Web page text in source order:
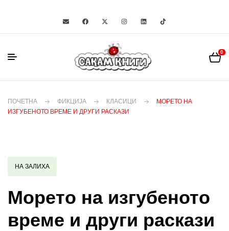
0
ПОЧЕТНА ФИКЦИЈА КЛАСИЦИ
МОРЕТО НА
ИЗГУБЕНОТО ВРЕМЕ И ДРУГИ РАСКАЗИ
НА ЗАЛИХА
Морето на изгубеното
време и други раскази